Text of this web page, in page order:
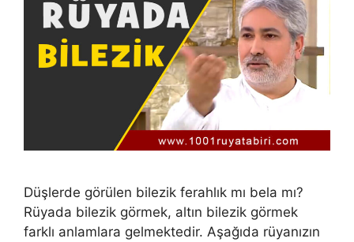
Düşlerde görülen bilezik ferahlık mı bela mı?
Rüyada bilezik görmek, altın bilezik görmek
farklı anlamlara gelmektedir. Aşağıda rüyanızın